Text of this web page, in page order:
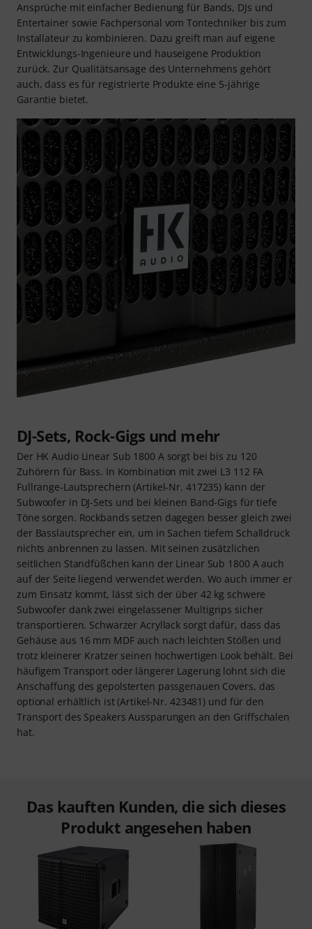
Ansprüche mit einfacher Bedienung für Bands, DJs und
Entertainer sowie Fachpersonal vom Tontechniker bis zum
Installateur zu kombinieren. Dazu greift man auf eigene
Entwicklungs-Ingenieure und hauseigene Produktion
zurück. Zur Qualitätsansage des Unternehmens gehört
auch, dass es für registrierte Produkte eine 5-jährige
Garantie bietet.
DJ-Sets, Rock-Gigs und mehr
Der HK Audio Linear Sub 1800 A sorgt bei bis zu 120
Zuhörern für Bass. In Kombination mit zwei L3 112 FA
Fullrange-Lautsprechern (Artikel-Nr. 417235) kann der
Subwoofer in DJ-Sets und bei kleinen Band-Gigs für tiefe
Töne sorgen. Rockbands setzen dagegen besser gleich zwei
der Basslautsprecher ein, um in Sachen tiefem Schalldruck
nichts anbrennen zu lassen. Mit seinen zusätzlichen
seitlichen Standfüßchen kann der Linear Sub 1800 A auch
auf der Seite liegend verwendet werden. Wo auch immer er
zum Einsatz kommt, lässt sich der über 42 kg schwere
Subwoofer dank zwei eingelassener Multigrips sicher
transportieren. Schwarzer Acryllack sorgt dafür, dass das
Gehäuse aus 16 mm MDF auch nach leichten Stößen und
trotz kleinerer Kratzer seinen hochwertigen Look behält. Bei
häufigem Transport oder längerer Lagerung lohnt sich die
Anschaffung des gepolsterten passgenauen Covers, das
optional erhältlich ist (Artikel-Nr. 423481) und für den
Transport des Speakers Aussparungen an den Griffschalen
hat.
Das kauften Kunden, die sich dieses
Produkt angesehen haben